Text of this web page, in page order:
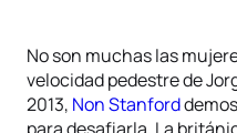
No son muchas las
velocidad pedestre de
2013, Non Stanford